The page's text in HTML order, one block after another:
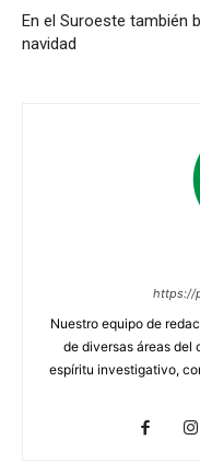
En el Suroeste también
navidad
https://
Nuestro equipo de
de diversas áreas del
espíritu investigativo,